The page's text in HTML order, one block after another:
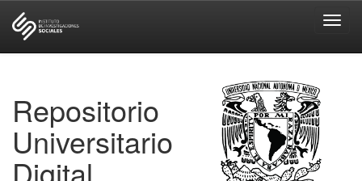
Repositorio
Universitario
Digital